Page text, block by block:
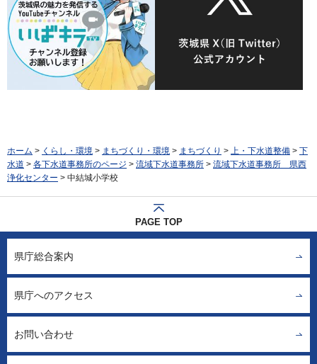
ホーム > くらし・環境 > まちづくり・環境 > まちづくり > 上・下水道整備 > 下
水道 > 各下水道事務所のページ > 流域下水道事務所 > 流域下水道事務所 県西
浄化センター > 中結城小学校
PAGE TOP
県庁総合案内
県庁へのアクセス
お問い合わせ